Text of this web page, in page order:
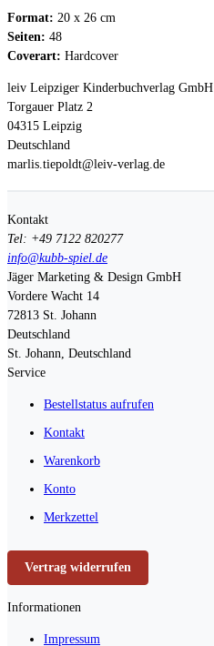
Format: 20 x 26 cm
Seiten: 48
Coverart: Hardcover
leiv Leipziger Kinderbuchverlag GmbH
Torgauer Platz 2
04315 Leipzig
Deutschland
marlis.tiepoldt@leiv-verlag.de
Kontakt
Tel: +49 7122 820277
info@kubb-spiel.de
Jäger Marketing & Design GmbH
Vordere Wacht 14
72813 St. Johann
Deutschland
St. Johann, Deutschland
Service
Bestellstatus aufrufen
Kontakt
Warenkorb
Konto
Merkzettel
Vertrag widerrufen
Informationen
Impressum